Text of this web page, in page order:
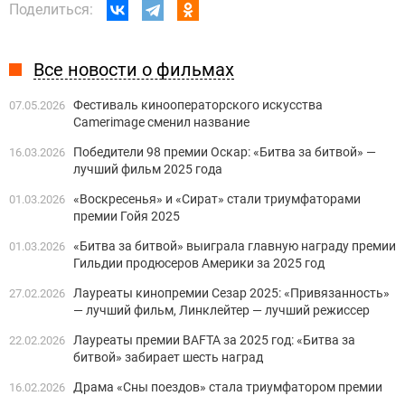
Поделиться:
Все новости о фильмах
07.05.2026 Фестиваль кинооператорского искусства
Camerimage сменил название
16.03.2026
Победители 98 премии Оскар: «Битва за битвой» —
лучший фильм 2025 года
01.03.2026 «Воскресенья» и «Сират» стали триумфаторами
премии Гойя 2025
01.03.2026 «Битва за битвой» выиграла главную награду премии
Гильдии продюсеров Америки за 2025 год
27.02.2026 Лауреаты кинопремии Сезар 2025: «Привязанность»
— лучший фильм, Линклейтер — лучший режиссер
22.02.2026 Лауреаты премии BAFTA за 2025 год: «Битва за
битвой» забирает шесть наград
16.02.2026 Драма «Сны поездов» стала триумфатором премии